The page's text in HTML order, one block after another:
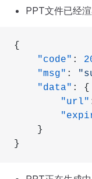
PPT文件已经渲
{
    "code"
:
    "msg"
:
    "data"
: {
        "url"
    }
}